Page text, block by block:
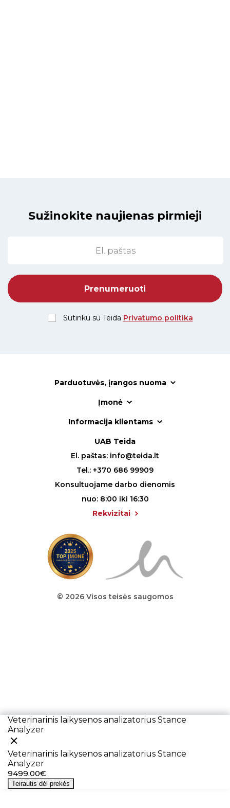
Sužinokite naujienas pirmieji
Sutinku su Teida Privatumo politika
Parduotuvės, įrangos nuoma
Įmonė
Informacija klientams
UAB Teida
El. paštas: info@teida.lt
Tel.: +370 686 99909
Konsultuojame darbo dienomis
nuo: 8:00 iki 16:30
Rekvizitai
© 2026 Visos teisės saugomos
Veterinarinis laikysenos analizatorius Stance
Analyzer
Veterinarinis laikysenos analizatorius Stance
Analyzer
9499.00€
Teirautis dėl prekės